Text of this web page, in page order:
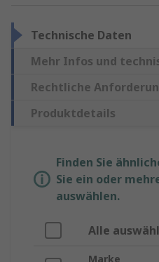
Technische Daten
Mehr Infos und
Rechtliche
Produktdetails
Finden Sie
Sie ein oder
auswählen.
Alle
Marke